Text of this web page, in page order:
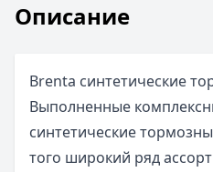
Описание
Brenta синтетические
Выполненные
синтетические
того широкий ряд